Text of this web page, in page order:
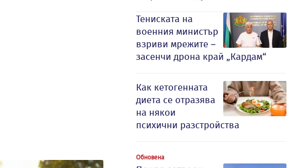
Тениската на
военния министър
взриви мрежите –
засенчи дрона край „Кардам“
Как кетогенната
диета се отразява
на някои
психични разстройства
Обновена